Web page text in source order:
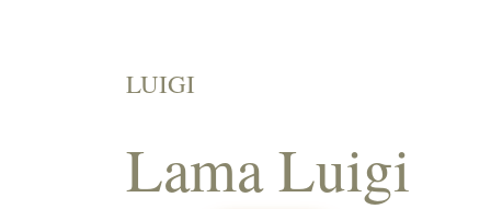
LUIGI
Lama Luigi